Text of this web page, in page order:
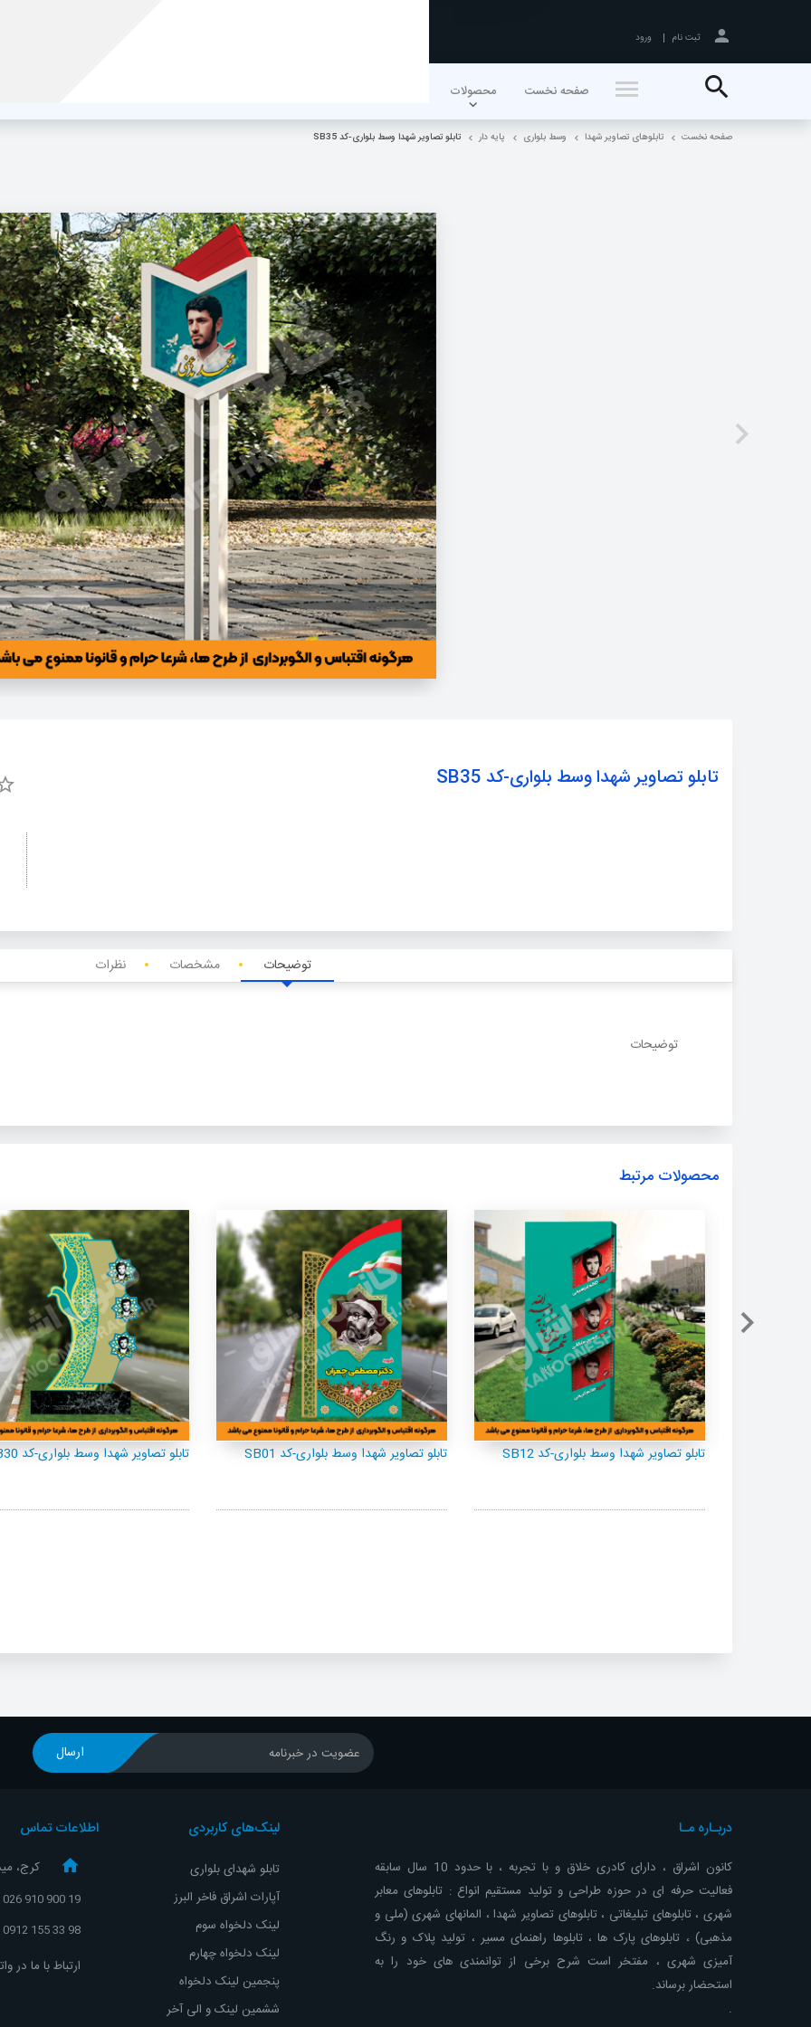
ثبت نام ورود
صفحه نخست محصولات
صفحه نخست تابلوهای تصاویر شهدا وسط بلواری پایه دار تابلو تصاویر شهدا وسط بلواری-کد SB35
تابلو تصاویر شهدا وسط بلواری-کد SB35
توضیحات مشخصات نظرات
توضیحات
محصولات مرتبط
تابلو تصاویر شهدا وسط بلواری-کد SB30 تابلو تصاویر شهدا وسط بلواری-کد SB01 تابلو تصاویر شهدا وسط بلواری-کد SB12
عضویت در خبرنامه ارسال
دربـاره مـا
کانون اشراق ، دارای کادری خلاق و با تجربه ، با حدود 10 سال سابقه
فعالیت حرفه ای در حوزه طراحی و تولید مستقیم انواع : تابلوهای معابر
شهری ، تابلوهای تبلیغاتی ، تابلوهای تصاویر شهدا ، المانهای شهری (ملی و
مذهبی) ، تابلوهای پارک ها ، تابلوها راهنمای مسیر ، تولید پلاک و رنگ
آمیزی شهری ، مفتخر است شرح برخی از توانمندی های خود را به
استحضار برساند.
.
لینک‌های کاربردی
تابلو شهدای بلواری
آپارات اشراق فاخر البرز
لینک دلخواه سوم
لینک دلخواه چهارم
پنجمین لینک دلخواه
ششمین لینک و الی آخر
اطلاعات تماس
کرج،
19 900 910 026
98 33 155 0912
ارتباط با ما در